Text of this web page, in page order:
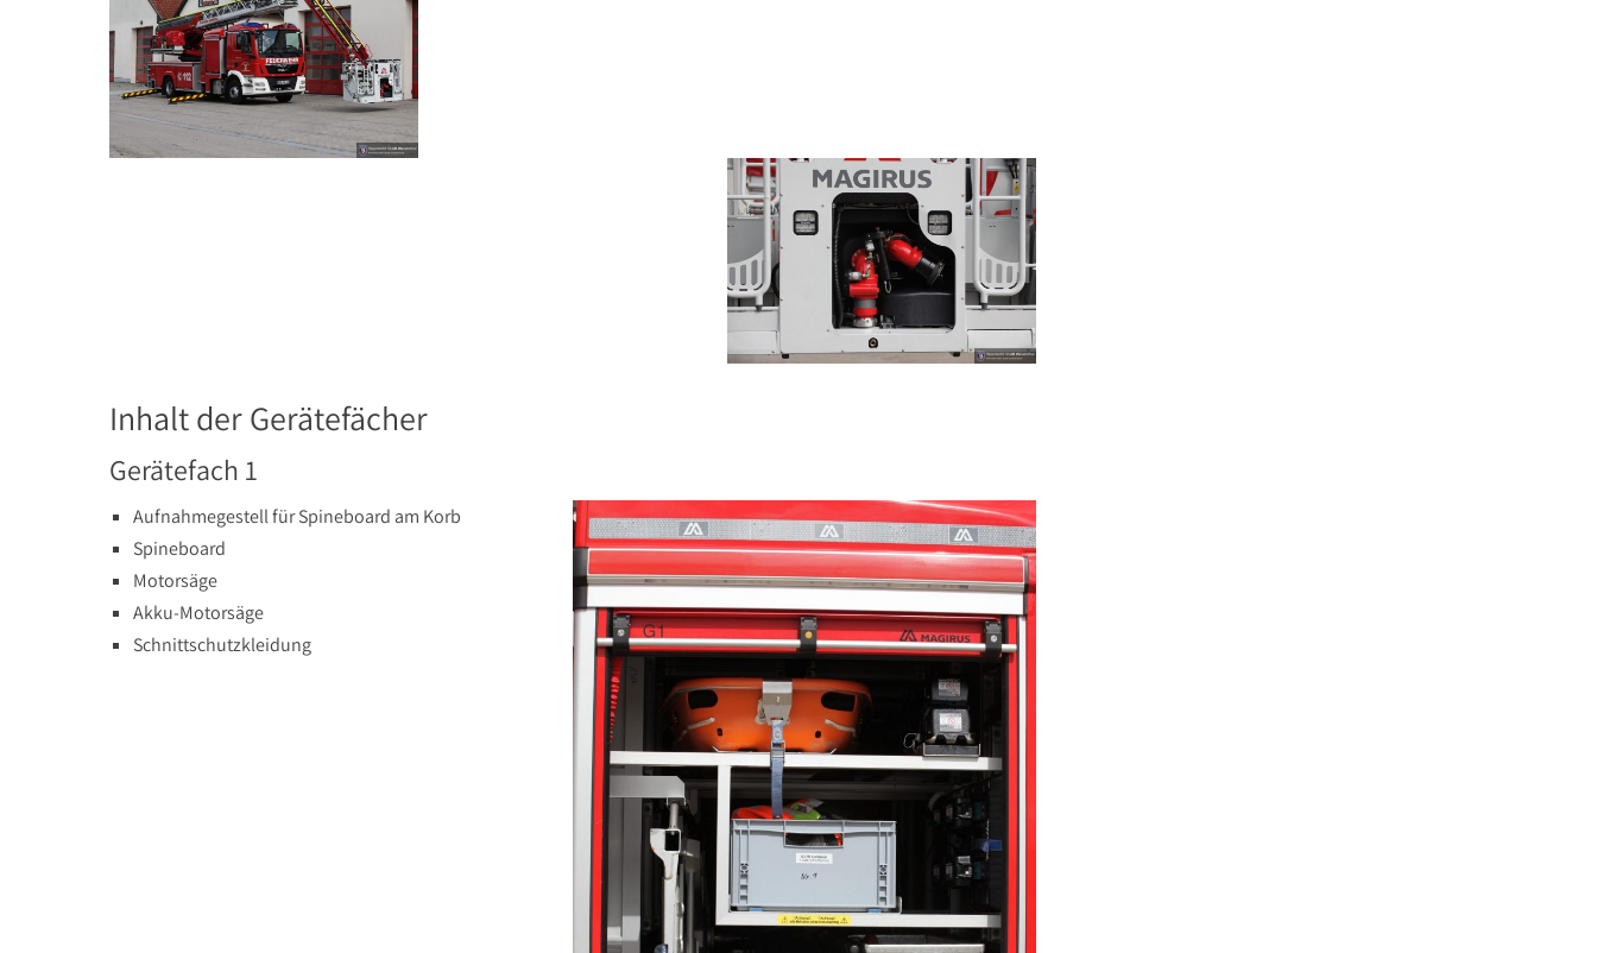
Inhalt der Gerätefächer
Gerätefach 1
Aufnahmegestell für Spineboard am Korb
Spineboard
Motorsäge
Akku-Motorsäge
Schnittschutzkleidung